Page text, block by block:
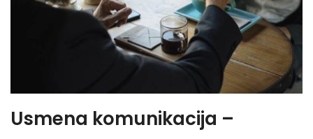
Usmena komunikacija –